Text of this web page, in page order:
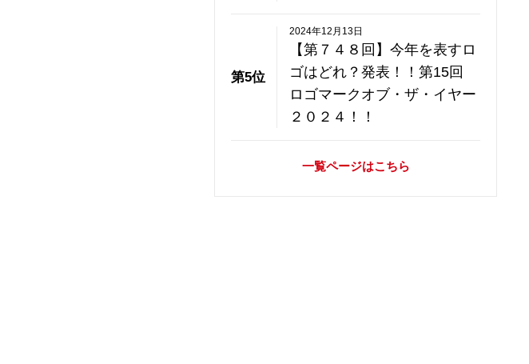
第5位
2024年12月13日
【第７４８回】今年を表すロ
ゴはどれ？発表！！第15回
ロゴマークオブ・ザ・イヤー
２０２４！！
一覧ページはこちら